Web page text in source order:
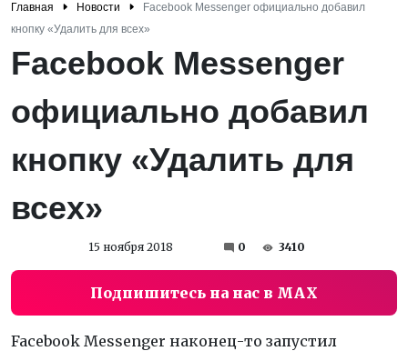
Главная Новости
Facebook Messenger официально добавил
кнопку «Удалить для всех»
Facebook Messenger
официально добавил
кнопку «Удалить для
всех»
15 ноября 2018 0 3410
Подпишитесь на нас в MAX
Facebook Messenger наконец-то запустил